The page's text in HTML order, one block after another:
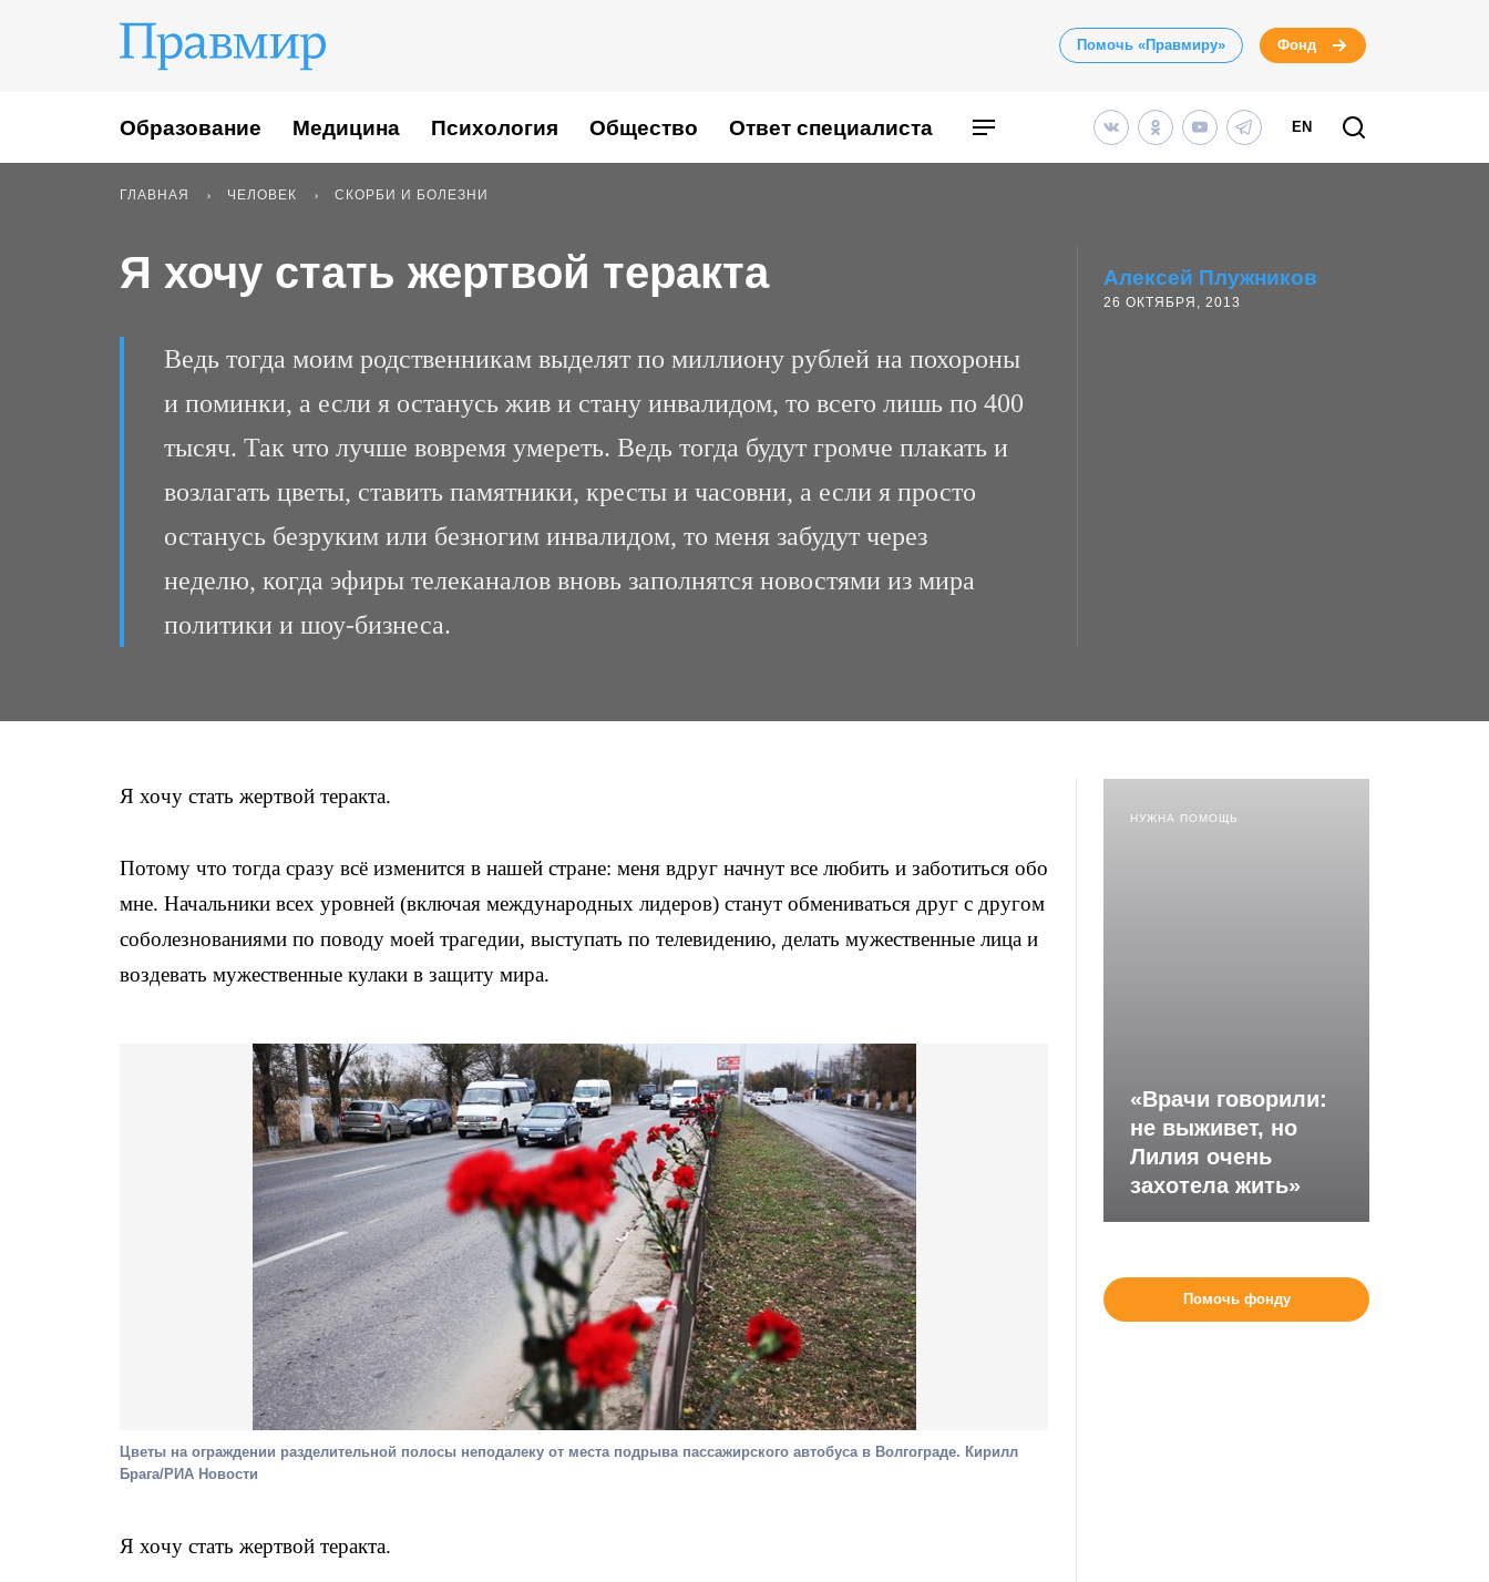
Помочь «Правмиру» Фонд
Образование Медицина Психология Общество Ответ специалиста EN
ГЛАВНАЯ ЧЕЛОВЕК СКОРБИ И БОЛЕЗНИ
Я хочу стать жертвой теракта
Ведь тогда моим родственникам выделят по миллиону рублей на похороны
и поминки, а если я останусь жив и стану инвалидом, то всего лишь по 400
тысяч. Так что лучше вовремя умереть. Ведь тогда будут громче плакать и
возлагать цветы, ставить памятники, кресты и часовни, а если я просто
останусь безруким или безногим инвалидом, то меня забудут через
неделю, когда эфиры телеканалов вновь заполнятся новостями из мира
политики и шоу-бизнеса.
Алексей Плужников
26 ОКТЯБРЯ, 2013
Я хочу стать жертвой теракта.
Потому что тогда сразу всё изменится в нашей стране: меня вдруг начнут все любить и заботиться обо
мне. Начальники всех уровней (включая международных лидеров) станут обмениваться друг с другом
соболезнованиями по поводу моей трагедии, выступать по телевидению, делать мужественные лица и
воздевать мужественные кулаки в защиту мира.
Цветы на ограждении разделительной полосы неподалеку от места подрыва пассажирского автобуса в Волгограде. Кирилл
Брага/РИА Новости
Я хочу стать жертвой теракта.
НУЖНА ПОМОЩЬ
«Врачи говорили:
не выживет, но
Лилия очень
захотела жить»
Помочь фонду